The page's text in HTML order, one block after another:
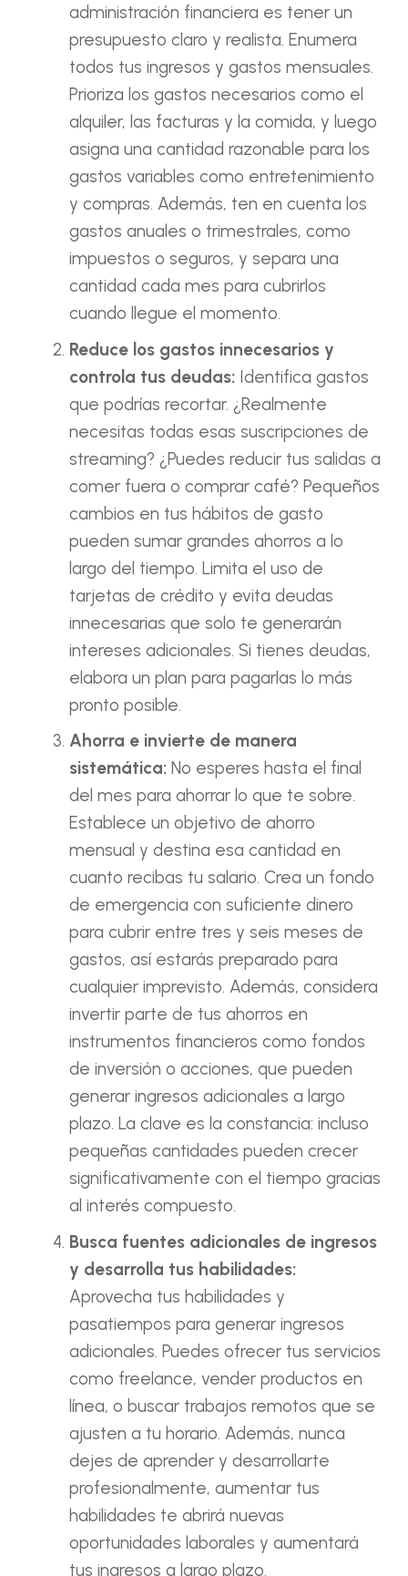
administración financiera es tener un
presupuesto claro y realista. Enumera
todos tus ingresos y gastos mensuales.
Prioriza los gastos necesarios como el
alquiler, las facturas y la comida, y luego
asigna una cantidad razonable para los
gastos variables como entretenimiento
y compras. Además, ten en cuenta los
gastos anuales o trimestrales, como
impuestos o seguros, y separa una
cantidad cada mes para cubrirlos
cuando llegue el momento.
Reduce los gastos innecesarios y
controla tus deudas: Identifica gastos
que podrías recortar. ¿Realmente
necesitas todas esas suscripciones de
streaming? ¿Puedes reducir tus salidas a
comer fuera o comprar café? Pequeños
cambios en tus hábitos de gasto
pueden sumar grandes ahorros a lo
largo del tiempo. Limita el uso de
tarjetas de crédito y evita deudas
innecesarias que solo te generarán
intereses adicionales. Si tienes deudas,
elabora un plan para pagarlas lo más
pronto posible.
Ahorra e invierte de manera
sistemática: No esperes hasta el final
del mes para ahorrar lo que te sobre.
Establece un objetivo de ahorro
mensual y destina esa cantidad en
cuanto recibas tu salario. Crea un fondo
de emergencia con suficiente dinero
para cubrir entre tres y seis meses de
gastos, así estarás preparado para
cualquier imprevisto. Además, considera
invertir parte de tus ahorros en
instrumentos financieros como fondos
de inversión o acciones, que pueden
generar ingresos adicionales a largo
plazo. La clave es la constancia: incluso
pequeñas cantidades pueden crecer
significativamente con el tiempo gracias
al interés compuesto.
Busca fuentes adicionales de ingresos
y desarrolla tus habilidades:
Aprovecha tus habilidades y
pasatiempos para generar ingresos
adicionales. Puedes ofrecer tus servicios
como freelance, vender productos en
línea, o buscar trabajos remotos que se
ajusten a tu horario. Además, nunca
dejes de aprender y desarrollarte
profesionalmente, aumentar tus
habilidades te abrirá nuevas
oportunidades laborales y aumentará
tus ingresos a largo plazo.